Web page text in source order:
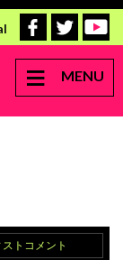
MENU
トコメント